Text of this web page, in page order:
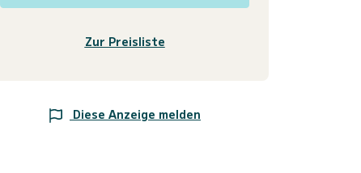
Zur Preisliste
Diese Anzeige melden